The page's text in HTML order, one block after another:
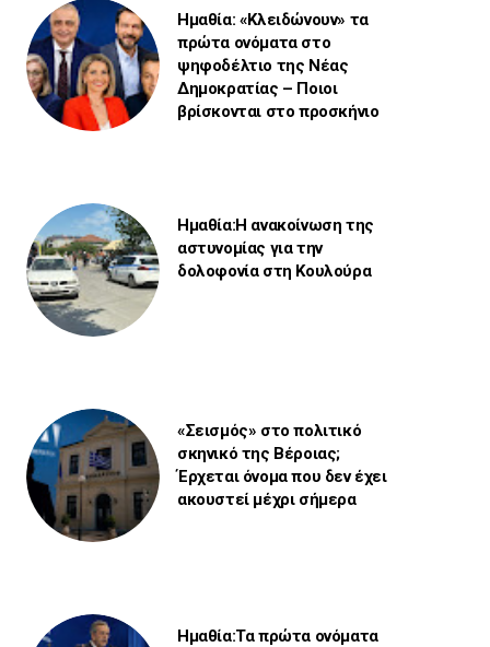
Ημαθία: «Κλειδώνουν» τα
πρώτα ονόματα στο
ψηφοδέλτιο της Νέας
Δημοκρατίας – Ποιοι
βρίσκονται στο προσκήνιο
Ημαθία:Η ανακοίνωση της
αστυνομίας για την
δολοφονία στη Κουλούρα
«Σεισμός» στο πολιτικό
σκηνικό της Βέροιας;
Έρχεται όνομα που δεν έχει
ακουστεί μέχρι σήμερα
Ημαθία:Τα πρώτα ονόματα